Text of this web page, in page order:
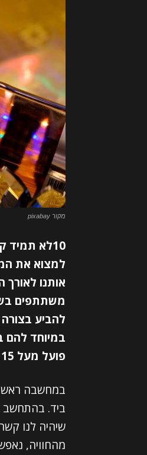
מקור pixabay
10לא
למצוא את
אותנו
משתתפים
להביע
במיוחד להם
פועל מעל 15 שנה בתחום ויסייע לך להקליט עבור האנשים החשובים בחייך.
במחשבה
ביד. בהתחשב
שיהיה לנו
מהחוויה,